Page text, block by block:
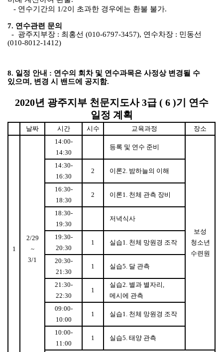
- 연수기간의 1/2이 초과한 경우에는 환불 불가.
7. 연수관련 문의
- 광주지부장 : 최홍선 (010-6797-3457), 연수차장 : 민동선
(010-8012-1412)
8. 일정 안내 : 연수의 회차 및 연수과목은 사정상 변경될 수
있으며, 변경 시 밴드에 공지함.
2020년 광주지부 천문지도사3급 ( 6 )기 연수
일정 계획
날짜 시간 시수 교육과정 장소
1
2/29
~
3/1
14:00-
14:30
등록 및 연수 준비
보성
청소년
수련원
14:30-
16:30
2 이론2. 밤하늘의 이해
16:30-
18:30
2 이론1. 천체 관측 장비
18:30-
19:30
저녁식사
19:30-
20:30
1 실습1. 천체 망원경 조작
20:30-
21:30
1 실습5. 달 관측
21:30-
22:30
1
실습2. 별과 별자리,
메시에 관측
09:00-
10:00
1 실습1. 천체 망원경 조작
10:00-
11:00
1 실습5. 태양 관측